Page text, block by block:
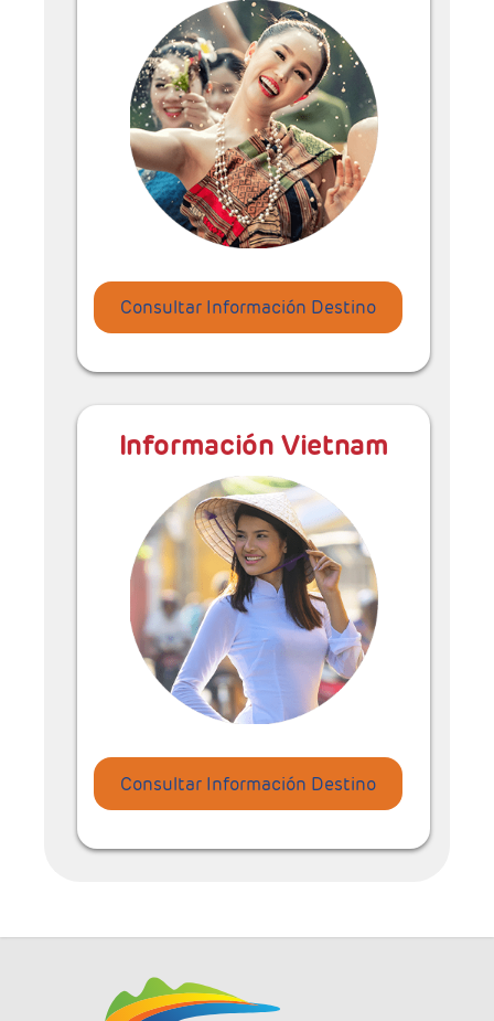
Consultar Información Destino
Información Vietnam
Consultar Información Destino